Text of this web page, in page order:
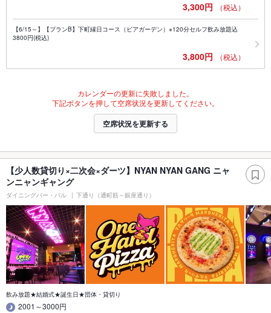
3,300円 （税込）
【6/15～】【プランB】下町縁日コース（ビアガーデン）※120分セルフ飲み放題込
3800円(税込)
3,800円 （税込）
カレンダーの更新に失敗しました。
下記ボタンを押して空席状況を更新してください。
空席状況を更新する
【少人数貸切り×二次会×ダーツ】NYAN NYAN GANG ニャ
ンニャンギャング
ダイニングバー・バル 下通り（通町筋～銀座通り）
飲み放題★結婚式★誕生日★団体・貸切り
2001～3000円